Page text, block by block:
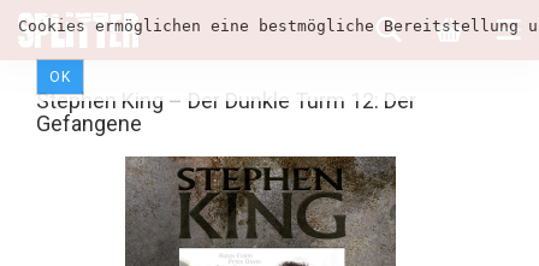
Cookies ermöglichen eine bestmögliche
OK
Stephen King – Der Dunkle Turm 12: Der
Gefangene